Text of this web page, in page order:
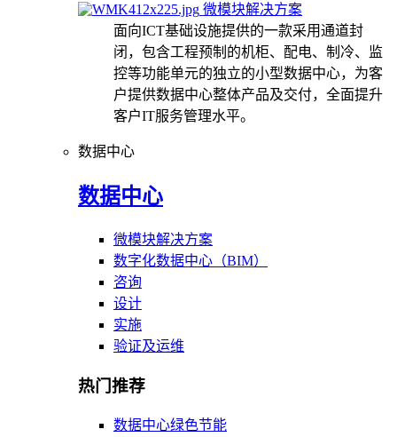
微模块解决方案
面向ICT基础设施提供的一款采用通道封
闭，包含工程预制的机柜、配电、制冷、监
控等功能单元的独立的小型数据中心，为客
户提供数据中心整体产品及交付，全面提升
客户IT服务管理水平。
数据中心
数据中心
微模块解决方案
数字化数据中心（BIM）
咨询
设计
实施
验证及运维
热门推荐
数据中心绿色节能